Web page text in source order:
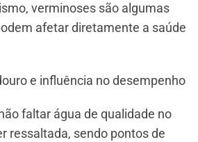
verminoses são algumas
afetar diretamente a saúde
e influência no desempenho
faltar água de qualidade no
ressaltada, sendo pontos de